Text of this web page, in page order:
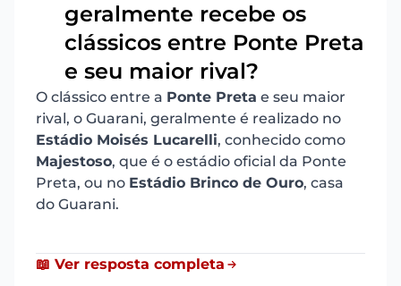
geralmente recebe os
clássicos entre Ponte Preta
e seu maior rival?
O clássico entre a Ponte Preta e seu maior
rival, o Guarani, geralmente é realizado no
Estádio Moisés Lucarelli, conhecido como
Majestoso, que é o estádio oficial da Ponte
Preta, ou no Estádio Brinco de Ouro, casa
do Guarani.
📖 Ver resposta completa